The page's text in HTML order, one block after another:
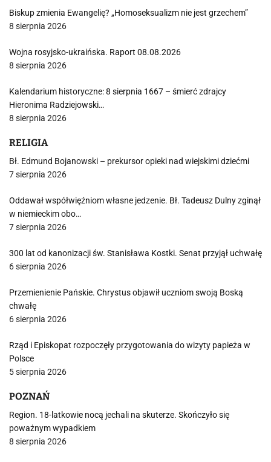
Biskup zmienia Ewangelię? „Homoseksualizm nie jest grzechem”
8 sierpnia 2026
Wojna rosyjsko-ukraińska. Raport 08.08.2026
8 sierpnia 2026
Kalendarium historyczne: 8 sierpnia 1667 – śmierć zdrajcy
Hieronima Radziejowski…
8 sierpnia 2026
RELIGIA
Bł. Edmund Bojanowski – prekursor opieki nad wiejskimi dziećmi
7 sierpnia 2026
Oddawał współwięźniom własne jedzenie. Bł. Tadeusz Dulny zginął
w niemieckim obo…
7 sierpnia 2026
300 lat od kanonizacji św. Stanisława Kostki. Senat przyjął uchwałę
6 sierpnia 2026
Przemienienie Pańskie. Chrystus objawił uczniom swoją Boską
chwałę
6 sierpnia 2026
Rząd i Episkopat rozpoczęły przygotowania do wizyty papieża w
Polsce
5 sierpnia 2026
POZNAŃ
Region. 18-latkowie nocą jechali na skuterze. Skończyło się
poważnym wypadkiem
8 sierpnia 2026